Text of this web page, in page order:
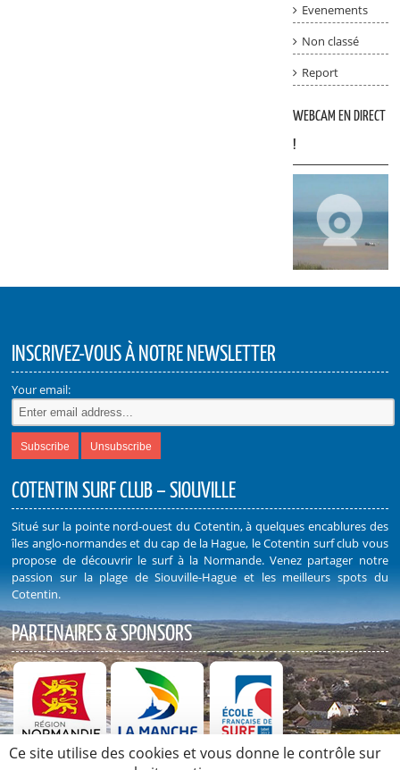
Evenements
Non classé
Report
WEBCAM EN DIRECT
!
INSCRIVEZ-VOUS À NOTRE NEWSLETTER
Your email:
COTENTIN SURF CLUB – SIOUVILLE
Situé sur la pointe nord-ouest du Cotentin, à quelques encablures des
îles anglo-normandes et du cap de la Hague, le Cotentin surf club vous
propose de découvrir le surf à la Normande. Venez partager notre
passion sur la plage de Siouville-Hague et les meilleurs spots du
Cotentin.
PARTENAIRES & SPONSORS
Découvrez nos Partenaires et Sponsors
Ce site utilise des cookies et vous donne le contrôle sur